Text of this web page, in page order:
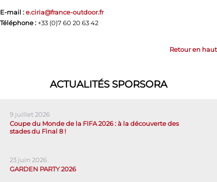
E-mail :e.ciria@france-outdoor.fr
Téléphone : +33 (0)7 60 20 63 42
Retour en haut
ACTUALITÉS SPORSORA
9 juillet 2026
Coupe du Monde de la FIFA 2026 : à la découverte des
stades du Final 8 !
23 juin 2026
GARDEN PARTY 2026